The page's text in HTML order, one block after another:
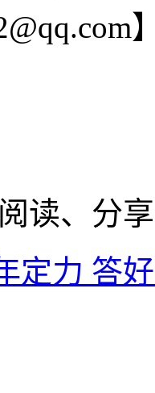
读、分
定力 答